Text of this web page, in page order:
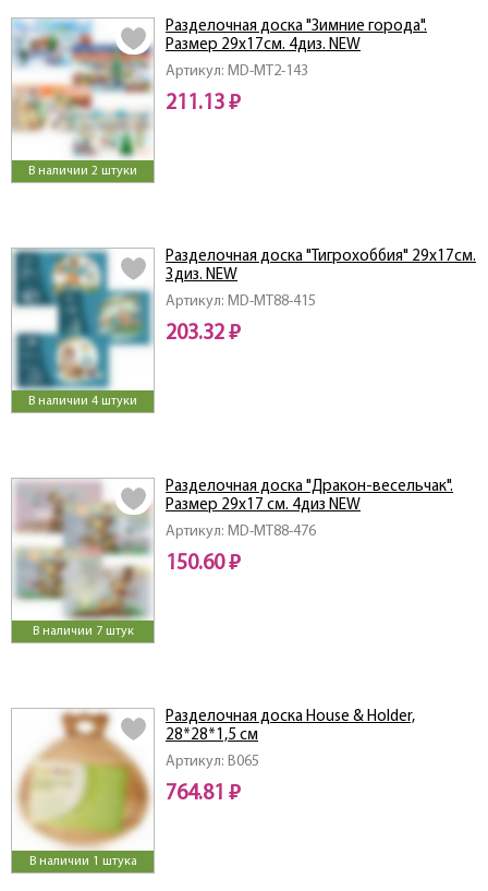
В наличии 2 штуки
Артикул: MD-МТ2-143
Разделочная доска "Зимние города".
Размер 29х17см. 4диз. NEW
211.13 ₽
В наличии 4 штуки
Артикул: MD-MT88-415
Разделочная доска "Тигрохоббия" 29х17см.
3диз. NEW
203.32 ₽
В наличии 7 штук
Артикул: MD-MT88-476
Разделочная доска "Дракон-весельчак".
Размер 29х17 см. 4диз NEW
150.60 ₽
В наличии 1 штука
Артикул: B065
Разделочная доска House & Holder,
28*28*1,5 см
764.81 ₽